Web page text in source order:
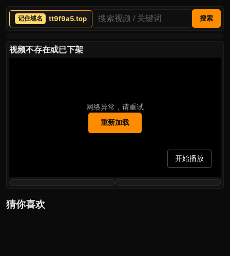
tt9f9a5.top 搜索
视频不存在或已下架
网络异常，请重试
重新加载
开始播放
猜你喜欢